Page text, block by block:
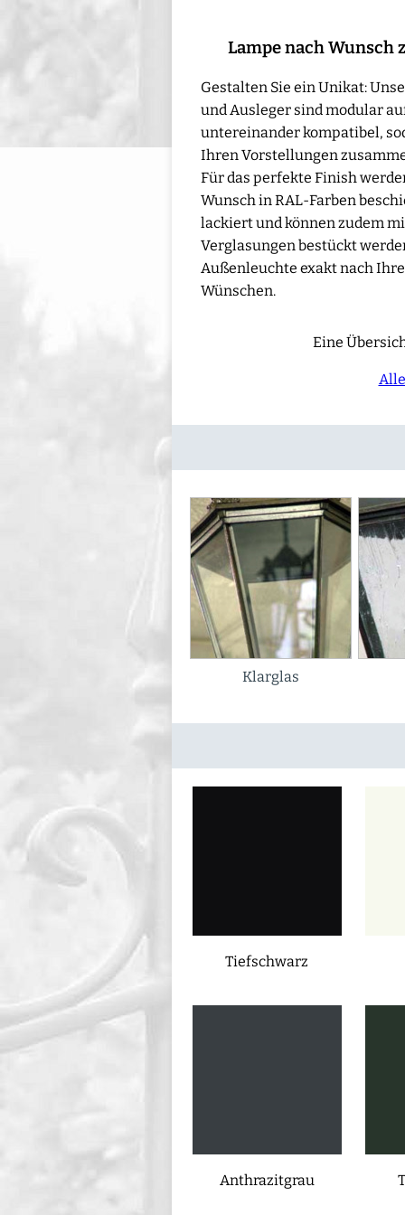
Lampe nach Wunsch
Gestalten Sie ein Unikat:
und Ausleger sind modular
untereinander kompatibel,
Ihren Vorstellungen
Für das perfekte Finish
Wunsch in RAL-Farben
lackiert und können zudem
Verglasungen bestückt
Außenleuchte exakt nach
Wünschen.
Eine
Klarglas
Tiefschwarz
Anthrazitgrau